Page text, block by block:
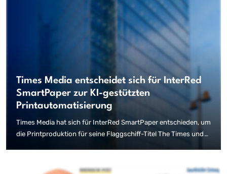
Times Media entscheidet sich für InterRed
SmartPaper zur KI-gestützten
Printautomatisierung
Times Media hat sich für InterRed SmartPaper entschieden, um
die Printproduktion für seine Flaggschiff-Titel The Times und
Zeitungswesen. Nach einer umfassenden Bewertung der